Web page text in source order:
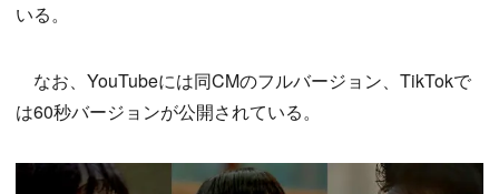
いる。
なお、YouTubeには同CMのフルバージョン、TikTokで
は60秒バージョンが公開されている。